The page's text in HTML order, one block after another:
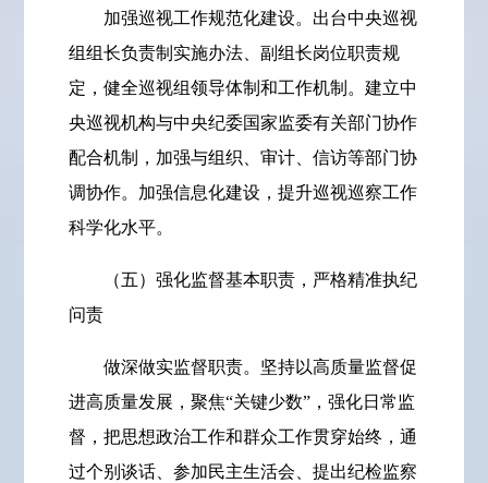
加强巡视工作规范化建设。出台中央巡视
组组长负责制实施办法、副组长岗位职责规
定，健全巡视组领导体制和工作机制。建立中
央巡视机构与中央纪委国家监委有关部门协作
配合机制，加强与组织、审计、信访等部门协
调协作。加强信息化建设，提升巡视巡察工作
科学化水平。
（五）强化监督基本职责，严格精准执纪
问责
做深做实监督职责。坚持以高质量监督促
进高质量发展，聚焦“关键少数”，强化日常监
督，把思想政治工作和群众工作贯穿始终，通
过个别谈话、参加民主生活会、提出纪检监察